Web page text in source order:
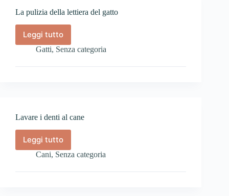
La pulizia della lettiera del gatto
Leggi tutto
La
pulizia
lettiera
Gatti, Senza categoria
Lavare i denti al cane
Leggi tutto
Lavare
i
al
Cani, Senza categoria